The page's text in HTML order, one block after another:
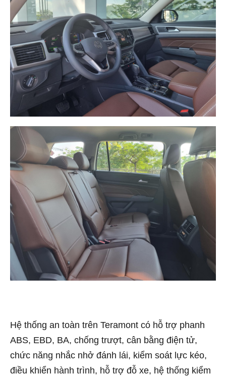
Hệ thống an toàn trên Teramont có hỗ trợ phanh
ABS, EBD, BA, chống trượt, cân bằng điện tử,
chức năng nhắc nhở đánh lái, kiểm soát lực kéo,
điều khiển hành trình, hỗ trợ đỗ xe, hệ thống kiểm